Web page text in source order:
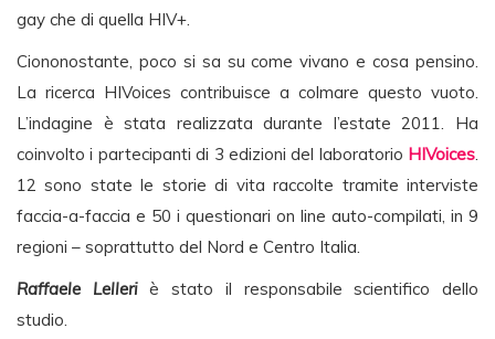
gay che di quella HIV+.
Ciononostante, poco si sa su come vivano e cosa pensino.
La ricerca HIVoices contribuisce a colmare questo vuoto.
L’indagine è stata realizzata durante l’estate 2011. Ha
coinvolto i partecipanti di 3 edizioni del laboratorio HIVoices.
12 sono state le storie di vita raccolte tramite interviste
faccia-a-faccia e 50 i questionari on line auto-compilati, in 9
regioni – soprattutto del Nord e Centro Italia.
Raffaele Lelleriè stato il responsabile scientifico dello
studio.